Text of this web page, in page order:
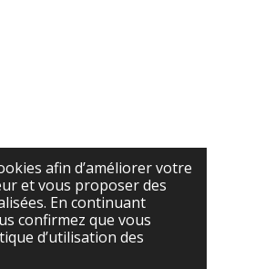
afin d’améliorer votre
et vous proposer des
En continuant
confirmez que vous
d’utilisation des